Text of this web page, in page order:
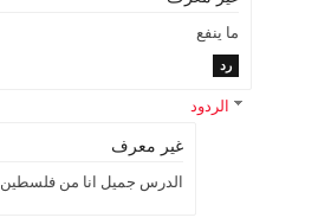
ما ينفع
رد
الردود
غير معرف
الدرس جميل انا من فلسطين